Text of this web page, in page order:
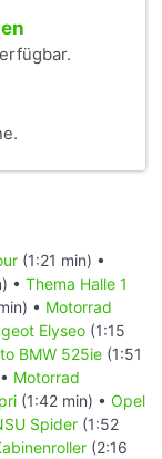
(1:21 min) •
• Thema Halle 1
• Motorrad
Elyseo (1:15
BMW 525ie (1:51
Motorrad
(1:42 min) • Opel
Spider (1:52
(2:16